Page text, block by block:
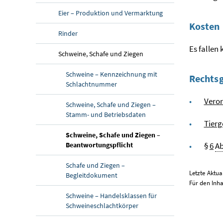
Eier – Produktion und Vermarktung
Rinder
Schweine, Schafe und Ziegen
Schweine – Kennzeichnung mit
Schlachtnummer
Schweine, Schafe und Ziegen –
Stamm- und Betriebsdaten
Schweine, Schafe und Ziegen –
Beantwortungspflicht
Schafe und Ziegen –
Begleitdokument
Schweine – Handelsklassen für
Schweineschlachtkörper
Kosten
Es fallen
§6
Letzte
Für den